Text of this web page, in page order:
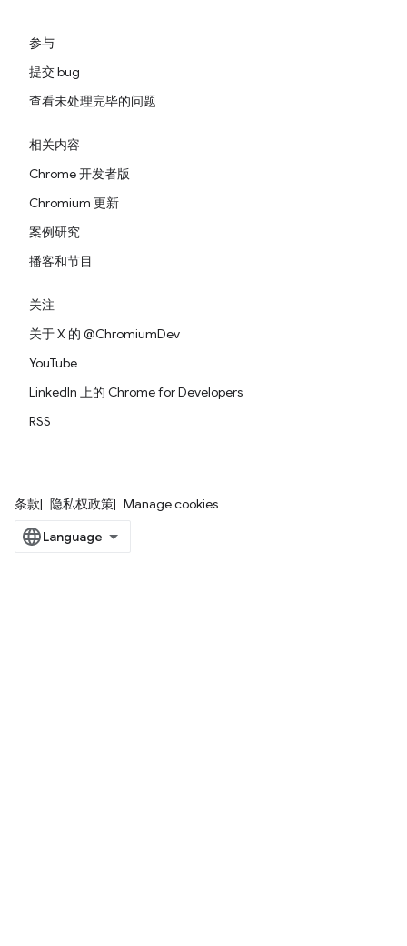
参与
提交 bug
查看未处理完毕的问题
相关内容
Chrome 开发者版
Chromium 更新
案例研究
播客和节目
关注
关于 X 的 @ChromiumDev
YouTube
LinkedIn 上的 Chrome for Developers
RSS
条款 隐私权政策 Manage cookies